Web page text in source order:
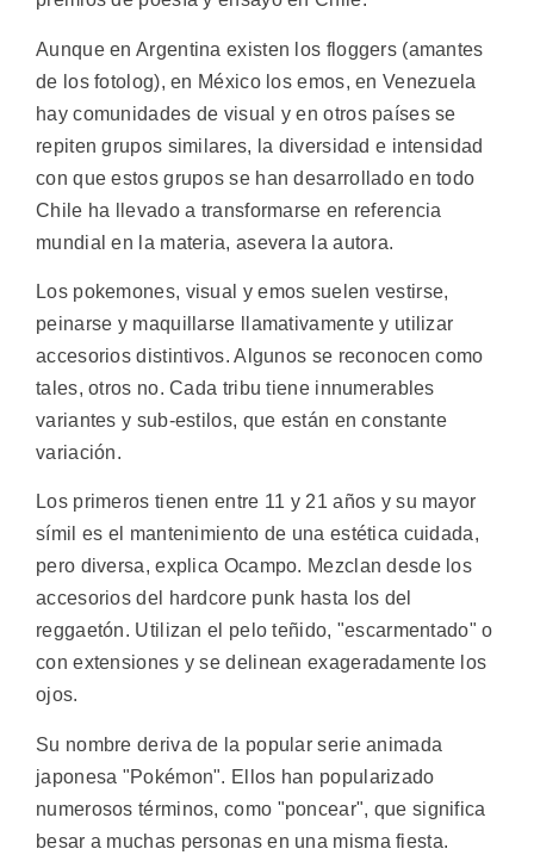
Aunque en Argentina existen los floggers (amantes
de los fotolog), en México los emos, en Venezuela
hay comunidades de visual y en otros países se
repiten grupos similares, la diversidad e intensidad
con que estos grupos se han desarrollado en todo
Chile ha llevado a transformarse en referencia
mundial en la materia, asevera la autora.
Los pokemones, visual y emos suelen vestirse,
peinarse y maquillarse llamativamente y utilizar
accesorios distintivos. Algunos se reconocen como
tales, otros no. Cada tribu tiene innumerables
variantes y sub-estilos, que están en constante
variación.
Los primeros tienen entre 11 y 21 años y su mayor
símil es el mantenimiento de una estética cuidada,
pero diversa, explica Ocampo. Mezclan desde los
accesorios del hardcore punk hasta los del
reggaetón. Utilizan el pelo teñido, "escarmentado" o
con extensiones y se delinean exageradamente los
ojos.
Su nombre deriva de la popular serie animada
japonesa "Pokémon". Ellos han popularizado
numerosos términos, como "poncear", que significa
besar a muchas personas en una misma fiesta.